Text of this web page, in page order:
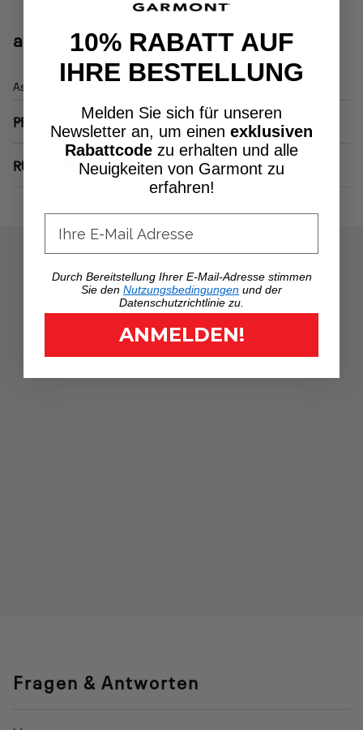
a.d.d.®
Asymmetrischer Schaftabschluss
PFLEGE
RÜCKGABE
Fragen & Antworten
10% RABATT AUF
IHRE BESTELLUNG
Melden Sie sich für unseren
Newsletter an, um einen exklusiven
Rabattcode zu erhalten und alle
Neuigkeiten von Garmont zu
erfahren!
Durch Bereitstellung Ihrer E-Mail-Adresse stimmen
Sie den Nutzungsbedingungen und der
Datenschutzrichtlinie zu.
ANMELDEN!